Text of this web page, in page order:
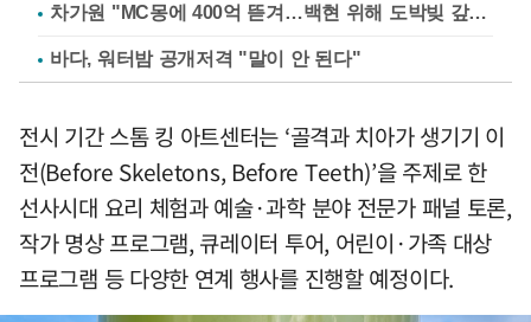
차가원 "MC몽에 400억 뜯겨…백현 위해 도박빚 갚아줘"
바다, 워터밤 공개저격 "말이 안 된다"
전시 기간 스톰 킹 아트센터는 ‘골격과 치아가 생기기 이
전(Before Skeletons, Before Teeth)’을 주제로 한
선사시대 요리 체험과 예술·과학 분야 전문가 패널 토론,
작가 명상 프로그램, 큐레이터 투어, 어린이·가족 대상
프로그램 등 다양한 연계 행사를 진행할 예정이다.